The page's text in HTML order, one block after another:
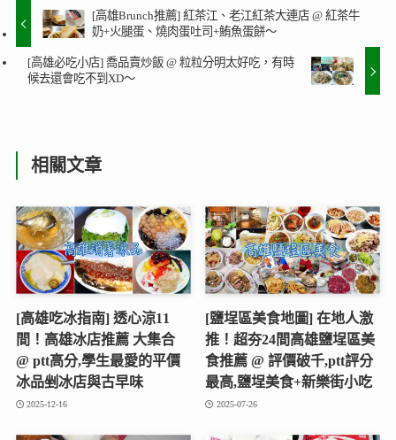
[高雄Brunch推薦] 紅茶江、老江紅茶大連店 @ 紅茶牛
奶+火腿蛋、燒肉蛋吐司+鮪魚蛋餅～
[高雄必吃小店] 喬品賣炒飯 @ 粒粒分明太好吃，有時
候去還會吃不到XD～
相關文章
[高雄吃冰指南] 透心涼11
間！高雄冰店推薦 大集合
@ ptt高分,學生最愛的平價
冰品剉冰店與古早味
2025-12-16
[鹽埕區美食地圖] 在地人激
推！超夯24間高雄鹽埕區美
食推薦 @ 評價破千,ptt評分
最高,鹽埕美食+新樂街小吃
2025-07-26